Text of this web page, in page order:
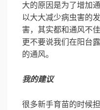
大的原因是为了增加
以大大减少病虫害的
害，其实都和通风不
更不要说我们在阳台
的通风。
我的建议
很多新手育苗的时候